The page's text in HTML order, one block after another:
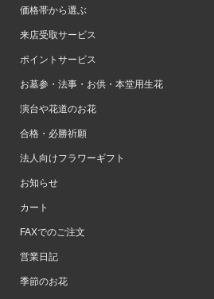
価格帯から選ぶ
来店受取サービス
ポイントサービス
お墓参・法事・お供・本堂用生花
演台や花道のお花
合格・必勝祈願
法人向けフラワーギフト
お知らせ
カート
FAXでのご注文
営業日記
季節のお花